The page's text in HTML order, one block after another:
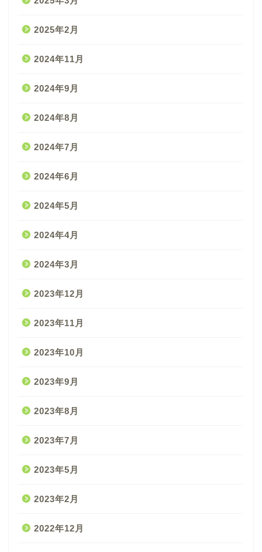
2025年2月
2024年11月
2024年9月
2024年8月
2024年7月
2024年6月
2024年5月
2024年4月
2024年3月
2023年12月
2023年11月
2023年10月
2023年9月
2023年8月
2023年7月
2023年5月
2023年2月
2022年12月